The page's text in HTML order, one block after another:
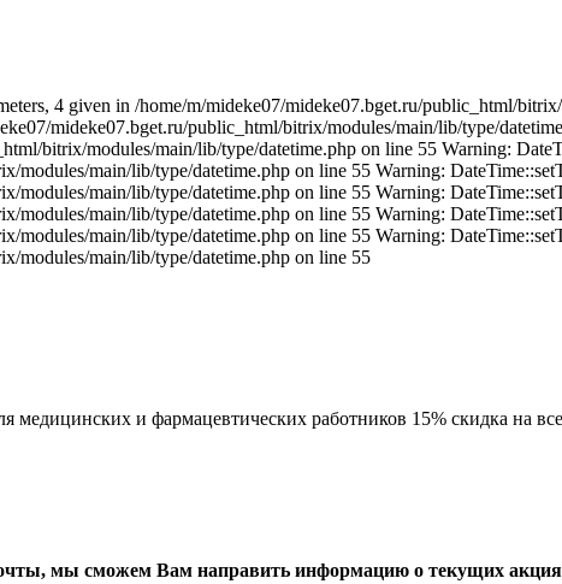
4 given in /home/m/mideke07/mideke07.bget.ru/public_html/
mideke07.bget.ru/public_html/bitrix/modules/main/lib/type/
bitrix/modules/main/lib/type/datetime.php on line 55 Warning:
modules/main/lib/type/datetime.php on line 55 Warning:
modules/main/lib/type/datetime.php on line 55 Warning:
modules/main/lib/type/datetime.php on line 55 Warning:
modules/main/lib/type/datetime.php on line 55 Warning:
modules/main/lib/type/datetime.php on line 55
медицинских и фармацевтических работников 15% скидка на
мы сможем Вам направить информацию о текущих